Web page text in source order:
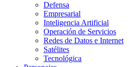
Defensa
Empresarial
Inteligencia Artificial
Operación de Servicios
Redes de Datos e Internet
Satélites
Tecnológica